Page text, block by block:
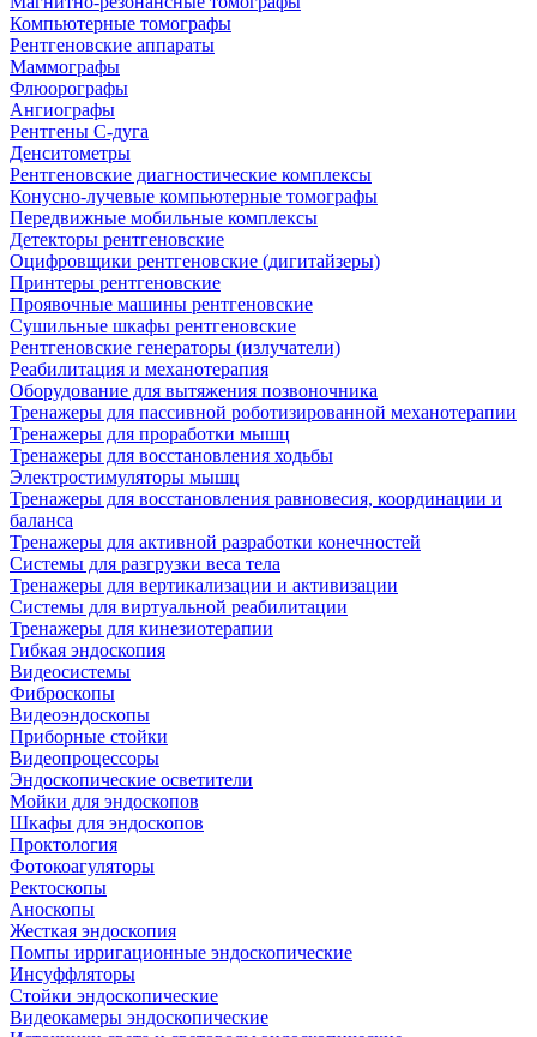
Компьютерные томографы
Рентгеновские аппараты
Маммографы
Флюорографы
Ангиографы
Рентгены С-дуга
Денситометры
Рентгеновские диагностические комплексы
Конусно-лучевые компьютерные томографы
Передвижные мобильные комплексы
Детекторы рентгеновские
Оцифровщики рентгеновские (дигитайзеры)
Принтеры рентгеновские
Проявочные машины рентгеновские
Сушильные шкафы рентгеновские
Рентгеновские генераторы (излучатели)
Реабилитация и механотерапия
Оборудование для вытяжения позвоночника
Тренажеры для пассивной роботизированной механотерапии
Тренажеры для проработки мышц
Тренажеры для восстановления ходьбы
Электростимуляторы мышц
Тренажеры для восстановления равновесия, координации и
баланса
Тренажеры для активной разработки конечностей
Системы для разгрузки веса тела
Тренажеры для вертикализации и активизации
Системы для виртуальной реабилитации
Тренажеры для кинезиотерапии
Гибкая эндоскопия
Видеосистемы
Фиброскопы
Видеоэндоскопы
Приборные стойки
Видеопроцессоры
Эндоскопические осветители
Мойки для эндоскопов
Шкафы для эндоскопов
Проктология
Фотокоагуляторы
Ректоскопы
Аноскопы
Жесткая эндоскопия
Помпы ирригационные эндоскопические
Инсуффляторы
Стойки эндоскопические
Видеокамеры эндоскопические